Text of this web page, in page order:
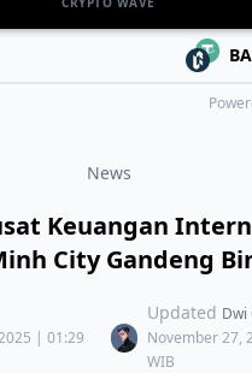
News
Keuangan
City Gandeng
| 01:29
Updated Dwi
November 27,
WIB